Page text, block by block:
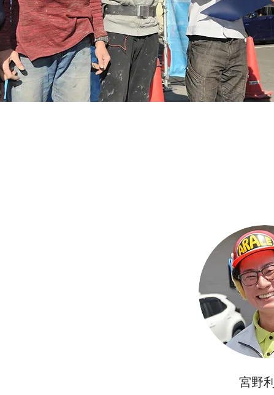
宮野